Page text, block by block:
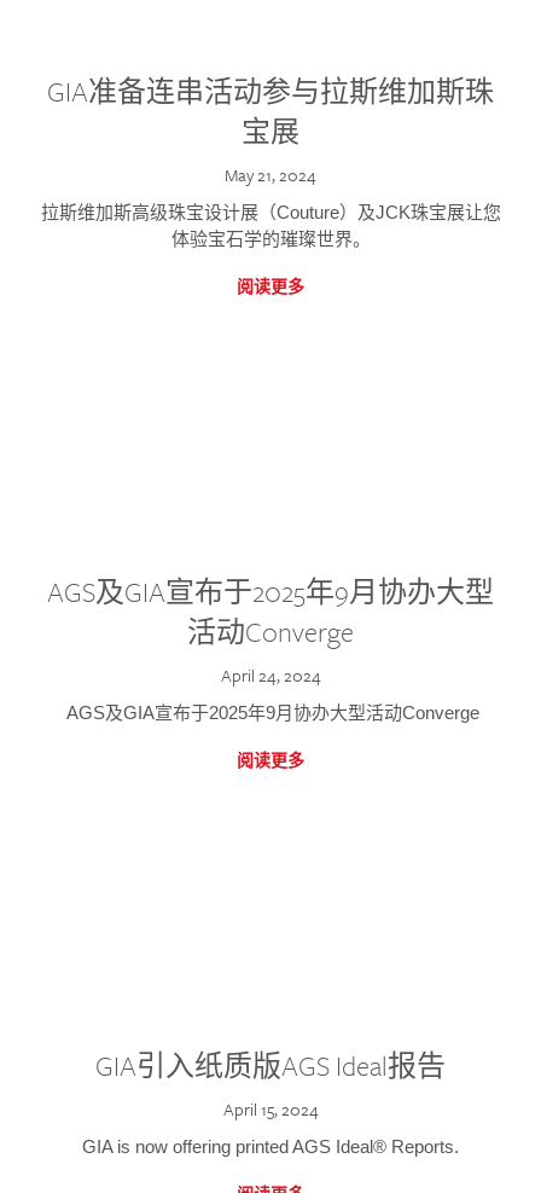
GIA准备连串活动参与拉斯维加斯珠
宝展
May 21, 2024
拉斯维加斯高级珠宝设计展（Couture）及JCK珠宝展让您
体验宝石学的璀璨世界。
阅读更多
AGS及GIA宣布于2025年9月协办大型
活动Converge
April 24, 2024
AGS及GIA宣布于2025年9月协办大型活动Converge
阅读更多
GIA引入纸质版AGS Ideal报告
April 15, 2024
GIA is now offering printed AGS Ideal® Reports.